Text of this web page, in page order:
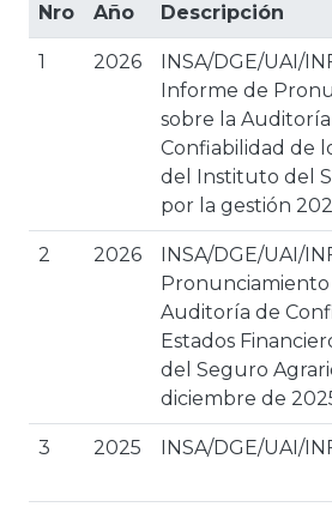
Nro Año Descripción
1 2026
INSA/DGE/UAI/
Informe de
sobre la
Confiabilidad de
del Instituto del
por la gestión
2 2026
INSA/DGE/UAI/
Pronunciamiento
Auditoría de
Estados
del Seguro
diciembre de
3 2025 INSA/DGE/UAI/